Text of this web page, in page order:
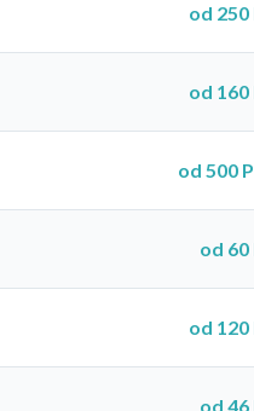
od 250
od 160
od 500
od 60
od 120
od 46